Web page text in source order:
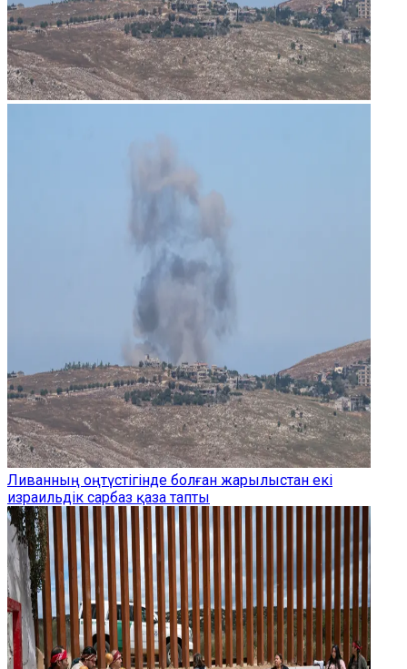
Ливанның оңтүстігінде болған жарылыстан екі
израильдік сарбаз қаза тапты